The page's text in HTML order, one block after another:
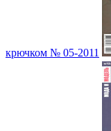
крючком № 05-2011